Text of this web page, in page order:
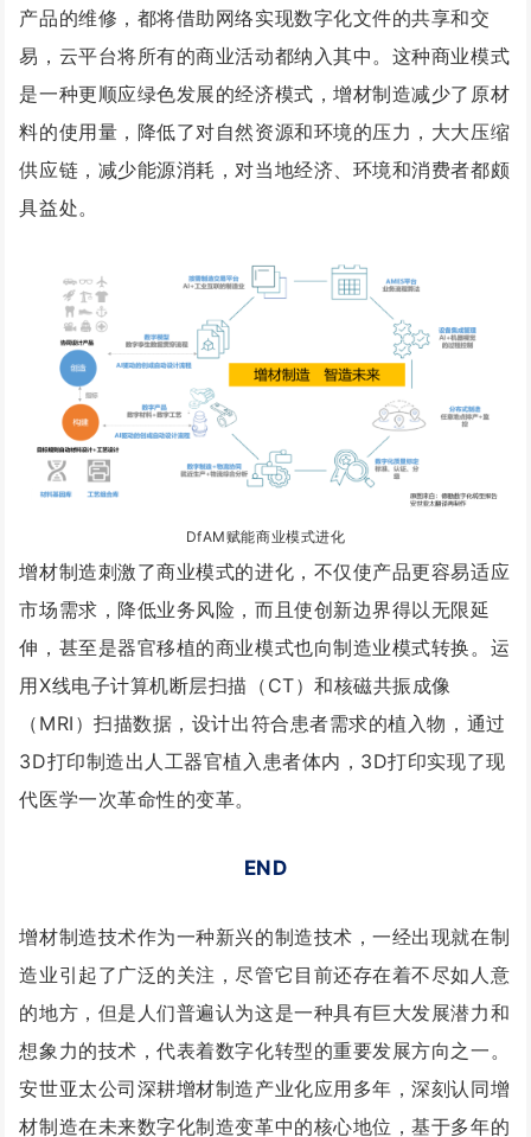
产品的维修，都将借助网络实现数字化文件的共享和交
易，云平台将所有的商业活动都纳入其中。这种商业模式
是一种更顺应绿色发展的经济模式，增材制造减少了原材
料的使用量，降低了对自然资源和环境的压力，大大压缩
供应链，减少能源消耗，对当地经济、环境和消费者都颇
具益处。
DfAM赋能商业模式进化
增材制造刺激了商业模式的进化，不仅使产品更容易适应
市场需求，降低业务风险，而且使创新边界得以无限延
伸，甚至是器官移植的商业模式也向制造业模式转换。运
用X线电子计算机断层扫描（CT）和核磁共振成像
（MRI）扫描数据，设计出符合患者需求的植入物，通过
3D打印制造出人工器官植入患者体内，3D打印实现了现
代医学一次革命性的变革。
END
增材制造技术作为一种新兴的制造技术，一经出现就在制
造业引起了广泛的关注，尽管它目前还存在着不尽如人意
的地方，但是人们普遍认为这是一种具有巨大发展潜力和
想象力的技术，代表着数字化转型的重要发展方向之一。
安世亚太公司深耕增材制造产业化应用多年，深刻认同增
材制造在未来数字化制造变革中的核心地位，基于多年的